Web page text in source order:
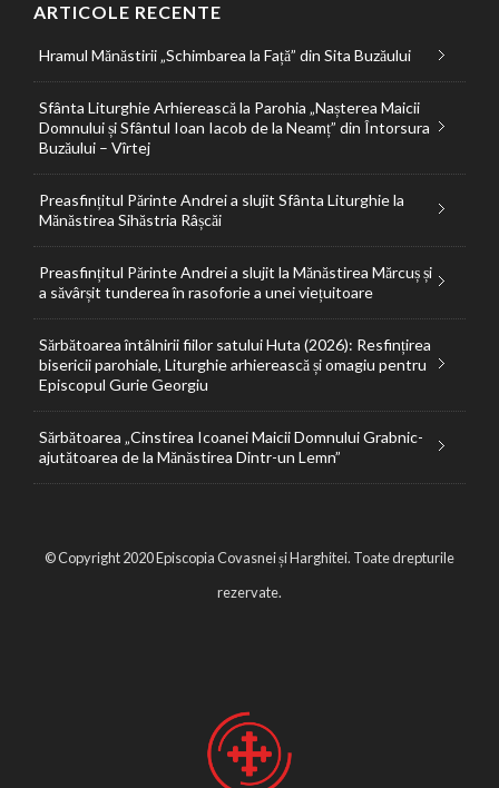
ARTICOLE RECENTE
Hramul Mănăstirii „Schimbarea la Față” din Sita Buzăului
Sfânta Liturghie Arhierească la Parohia „Nașterea Maicii
Domnului și Sfântul Ioan Iacob de la Neamț” din Întorsura
Buzăului – Vîrtej
Preasfințitul Părinte Andrei a slujit Sfânta Liturghie la
Mănăstirea Sihăstria Râșcăi
Preasfințitul Părinte Andrei a slujit la Mănăstirea Mărcuș și
a săvârșit tunderea în rasoforie a unei viețuitoare
Sărbătoarea întâlnirii fiilor satului Huta (2026): Resfințirea
bisericii parohiale, Liturghie arhierească și omagiu pentru
Episcopul Gurie Georgiu
Sărbătoarea „Cinstirea Icoanei Maicii Domnului Grabnic-
ajutătoarea de la Mănăstirea Dintr-un Lemn”
© Copyright 2020 Episcopia Covasnei și Harghitei. Toate drepturile
rezervate.